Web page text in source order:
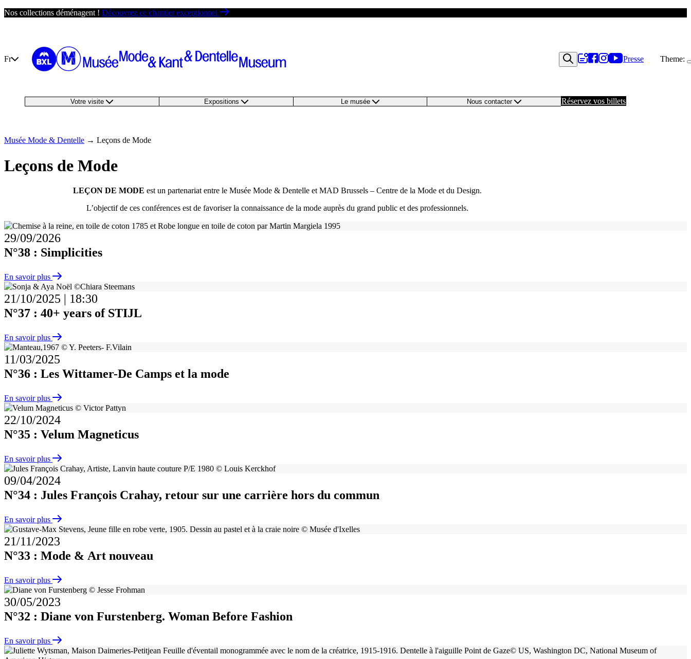
Passer
Nos collections déménagent ! Découvrez ce chantier exceptionnel
Fr Presse
Votre visite Expositions Le musée Nous contacter Réservez vos billets
Theme:
Musée Mode & Dentelle → Leçons de Mode
Leçons de Mode
LEÇON DE MODE est un partenariat entre le Musée Mode & Dentelle et MAD Brussels – Centre de la Mode et du Design.
L’objectif de ces conférences est de favoriser la connaissance de la mode auprès du grand public et des professionnels.
29/09/2026
N°38 : Simplicities
En savoir plus
21/10/2025
18:30
N°37 : 40+ years of STIJL
En savoir plus
11/03/2025
N°36 : Les Wittamer-De Camps et la mode
En savoir plus
22/10/2024
N°35 : Velum Magneticus
En savoir plus
09/04/2024
N°34 : Jules François Crahay, retour sur une carrière hors du commun
En savoir plus
21/11/2023
N°33 : Mode & Art nouveau
En savoir plus
30/05/2023
N°32 : Diane von Furstenberg. Woman Before Fashion
En savoir plus